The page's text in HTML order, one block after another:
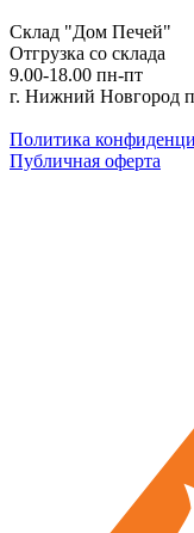
Склад "Дом Печей"
Отгрузка со склада
9.00-18.00 пн-пт
г. Нижний Новгород
Политика
Публичная оферта